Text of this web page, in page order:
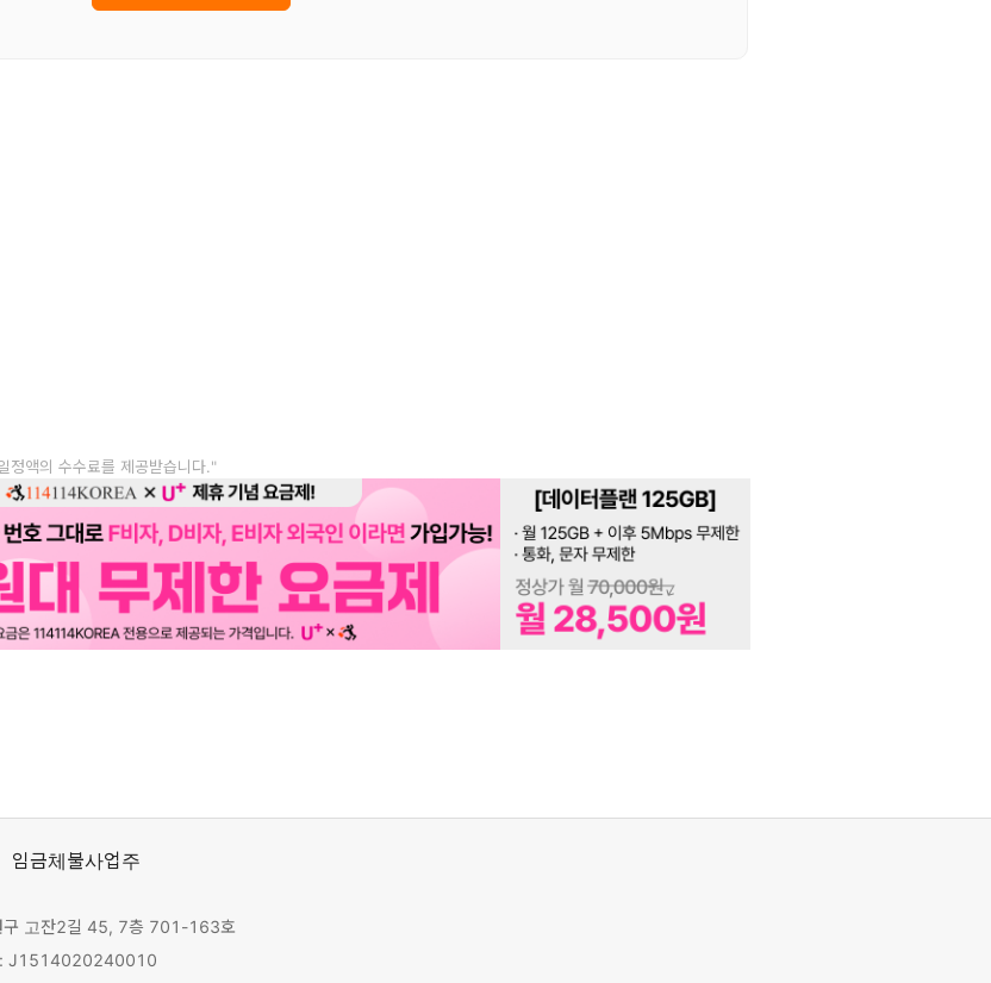
정액의 수수료를 제공받습니다."
임금체불사업주
구 고잔2길 45, 7층 701-163호
: J1514020240010